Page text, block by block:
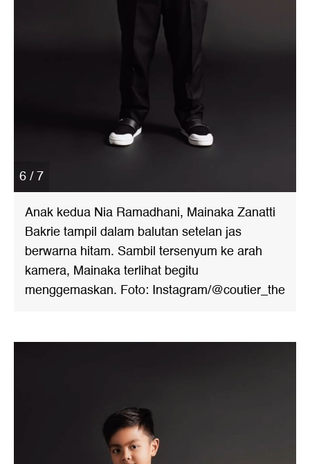
6 / 7
Anak kedua Nia Ramadhani, Mainaka Zanatti
Bakrie tampil dalam balutan setelan jas
berwarna hitam. Sambil tersenyum ke arah
kamera, Mainaka terlihat begitu
menggemaskan. Foto: Instagram/@coutier_the